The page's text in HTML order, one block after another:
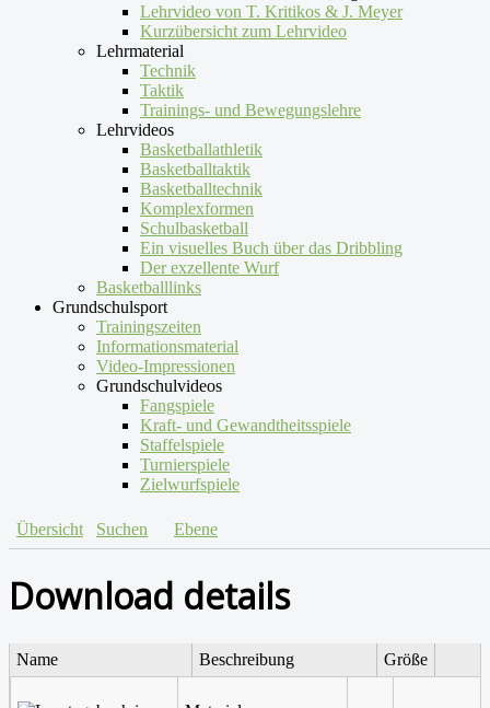
Lehrvideo von T. Kritikos & J. Meyer
Kurzübersicht zum Lehrvideo
Lehrmaterial
Technik
Taktik
Trainings- und Bewegungslehre
Lehrvideos
Basketballathletik
Basketballtaktik
Basketballtechnik
Komplexformen
Schulbasketball
Ein visuelles Buch über das Dribbling
Der exzellente Wurf
Basketballlinks
Grundschulsport
Trainingszeiten
Informationsmaterial
Video-Impressionen
Grundschulvideos
Fangspiele
Kraft- und Gewandtheitsspiele
Staffelspiele
Turnierspiele
Zielwurfspiele
Übersicht Suchen Ebene
Download details
Name Beschreibung Größe